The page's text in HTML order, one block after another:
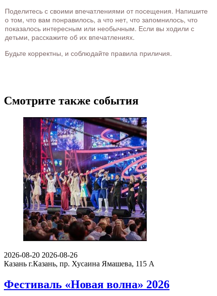
Поделитесь с своими впечатлениями от посещения. Напишите
о том, что вам понравилось, а что нет, что запомнилось, что
показалось интересным или необычным. Если вы ходили с
детьми, расскажите об их впечатлениях.
Будьте корректны, и соблюдайте правила приличия.
Смотрите также события
2026-08-20 2026-08-26
Казань г.Казань, пр. Хусаина Ямашева, 115 A
Фестиваль «Новая волна» 2026